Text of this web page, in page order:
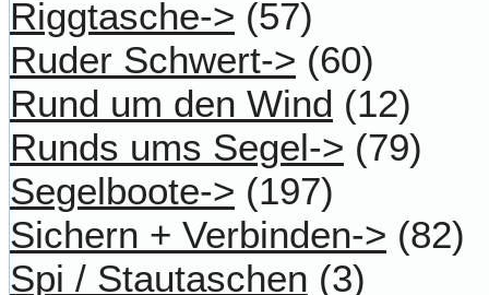
Riggtasche-> (57)
Ruder Schwert-> (60)
Rund um den Wind (12)
Runds ums Segel-> (79)
Segelboote-> (197)
Sichern + Verbinden-> (82)
Spi / Stautaschen (3)